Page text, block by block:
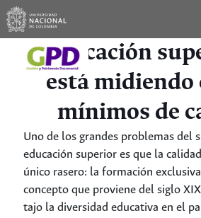
Educación
está midiendo
mínimos de
Uno de los grandes problemas del
educación superior es que la
único rasero: la formación
concepto que proviene del siglo
tajo la diversidad educativa en el